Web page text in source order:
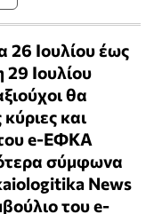
26 Ιουλίου έως
29 Ιουλίου
θα
και
e-ΕΦΚΑ
σύμφωνα
News
του e-